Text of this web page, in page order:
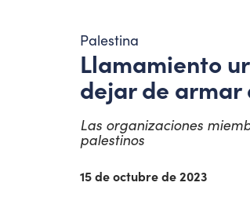
Palestina
Llamamiento
dejar de armar
Las organizaciones
palestinos
15 de octubre de 2023